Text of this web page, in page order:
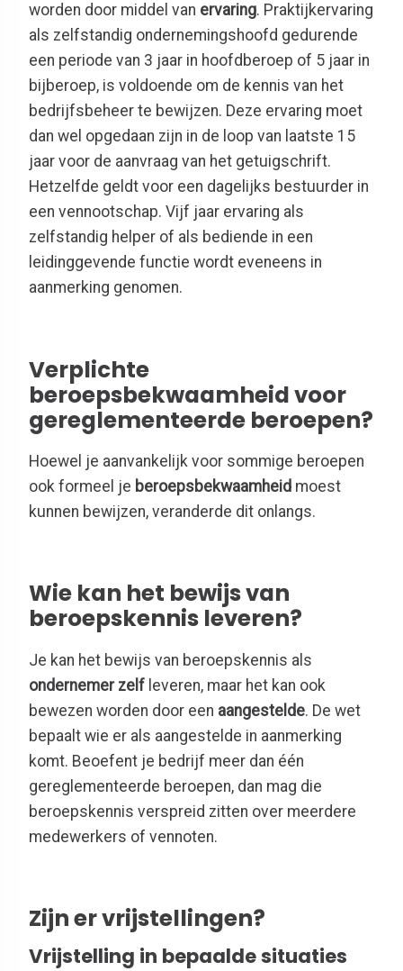
worden door middel van ervaring. Praktijkervaring
als zelfstandig ondernemingshoofd gedurende
een periode van 3 jaar in hoofdberoep of 5 jaar in
bijberoep, is voldoende om de kennis van het
bedrijfsbeheer te bewijzen. Deze ervaring moet
dan wel opgedaan zijn in de loop van laatste 15
jaar voor de aanvraag van het getuigschrift.
Hetzelfde geldt voor een dagelijks bestuurder in
een vennootschap. Vijf jaar ervaring als
zelfstandig helper of als bediende in een
leidinggevende functie wordt eveneens in
aanmerking genomen.
Verplichte
beroepsbekwaamheid voor
gereglementeerde beroepen?
Hoewel je aanvankelijk voor sommige beroepen
ook formeel je beroepsbekwaamheid moest
kunnen bewijzen, veranderde dit onlangs.
Wie kan het bewijs van
beroepskennis leveren?
Je kan het bewijs van beroepskennis als
ondernemer zelf leveren, maar het kan ook
bewezen worden door een aangestelde. De wet
bepaalt wie er als aangestelde in aanmerking
komt. Beoefent je bedrijf meer dan één
gereglementeerde beroepen, dan mag die
beroepskennis verspreid zitten over meerdere
medewerkers of vennoten.
Zijn er vrijstellingen?
Vrijstelling in bepaalde situaties